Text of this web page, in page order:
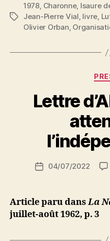
Étiquettes
1978, Charonne, Isaure
Jean-Pierre Vial, livre,
Olivier Orban,
Lettre
Date04/07/2022
Article paru dansLa
juillet-août 1962, p. 3